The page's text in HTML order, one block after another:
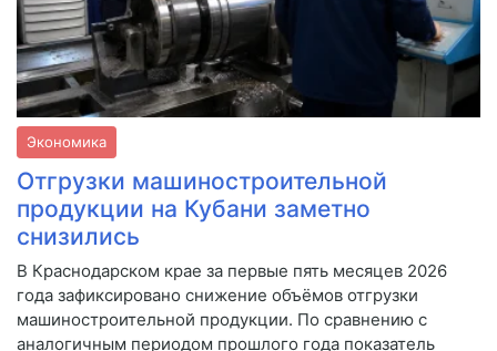
Экономика
Отгрузки машиностроительной
продукции на Кубани заметно
снизились
В Краснодарском крае за первые пять месяцев 2026
года зафиксировано снижение объёмов отгрузки
машиностроительной продукции. По сравнению с
аналогичным периодом прошлого года показатель